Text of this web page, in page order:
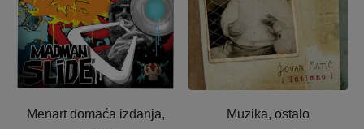
Menart domaća izdanja,
Muzika, ostalo